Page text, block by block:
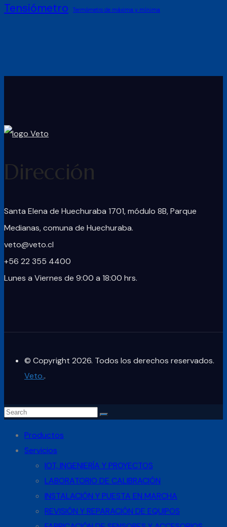
Tensiómetro Termómetro de máxima y mínima
Dirección
Santa Elena de Huechuraba 1701, módulo 8B, Parque
Medianas, comuna de Huechuraba.
veto@veto.cl
+56 22 355 4400
Lunes a Viernes de 9:00 a 18:00 hrs.
© Copyright 2026. Todos los derechos reservados.
Veto..
Productos
Servicios
IOT, INGENIERÍA Y PROYECTOS
LABORATORIO DE CALIBRACIÓN
INSTALACIÓN Y PUESTA EN MARCHA
REVISIÓN Y REPARACIÓN DE EQUIPOS